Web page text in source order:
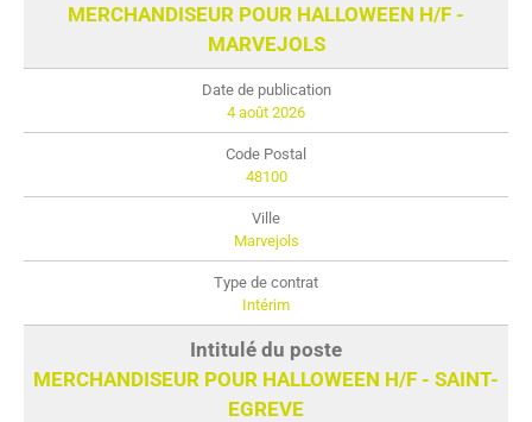
MERCHANDISEUR POUR HALLOWEEN H/F -
MARVEJOLS
4 août 2026
48100
Marvejols
Intérim
MERCHANDISEUR POUR HALLOWEEN H/F - SAINT-
EGREVE